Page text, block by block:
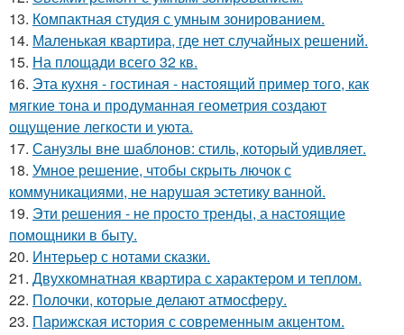
13. Компактная студия с умным зонированием.
14. Маленькая квартира, где нет случайных решений.
15. На площади всего 32 кв.
16. Эта кухня - гостиная - настоящий пример того, как
мягкие тона и продуманная геометрия создают
ощущение легкости и уюта.
17. Санузлы вне шаблонов: стиль, который удивляет.
18. Умное решение, чтобы скрыть лючок с
коммуникациями, не нарушая эстетику ванной.
19. Эти решения - не просто тренды, а настоящие
помощники в быту.
20. Интерьер с нотами сказки.
21. Двухкомнатная квартира с характером и теплом.
22. Полочки, которые делают атмосферу.
23. Парижская история с современным акцентом.